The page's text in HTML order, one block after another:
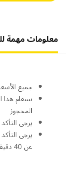
معلومات مهمة
جميع
سيقام هذا
المحجوز
يرجى
يرجى
عن 40 دقيقة